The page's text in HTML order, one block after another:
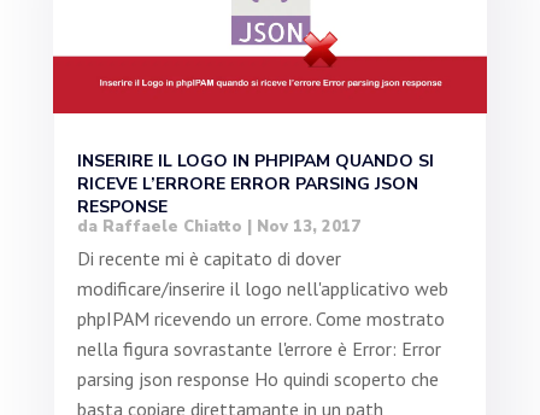
INSERIRE IL LOGO IN PHPIPAM QUANDO SI
RICEVE L’ERRORE ERROR PARSING JSON
RESPONSE
da Raffaele Chiatto | Nov 13, 2017
Di recente mi è capitato di dover
modificare/inserire il logo nell'applicativo web
phpIPAM ricevendo un errore. Come mostrato
nella figura sovrastante l'errore è Error: Error
parsing json response Ho quindi scoperto che
basta copiare direttamante in un path